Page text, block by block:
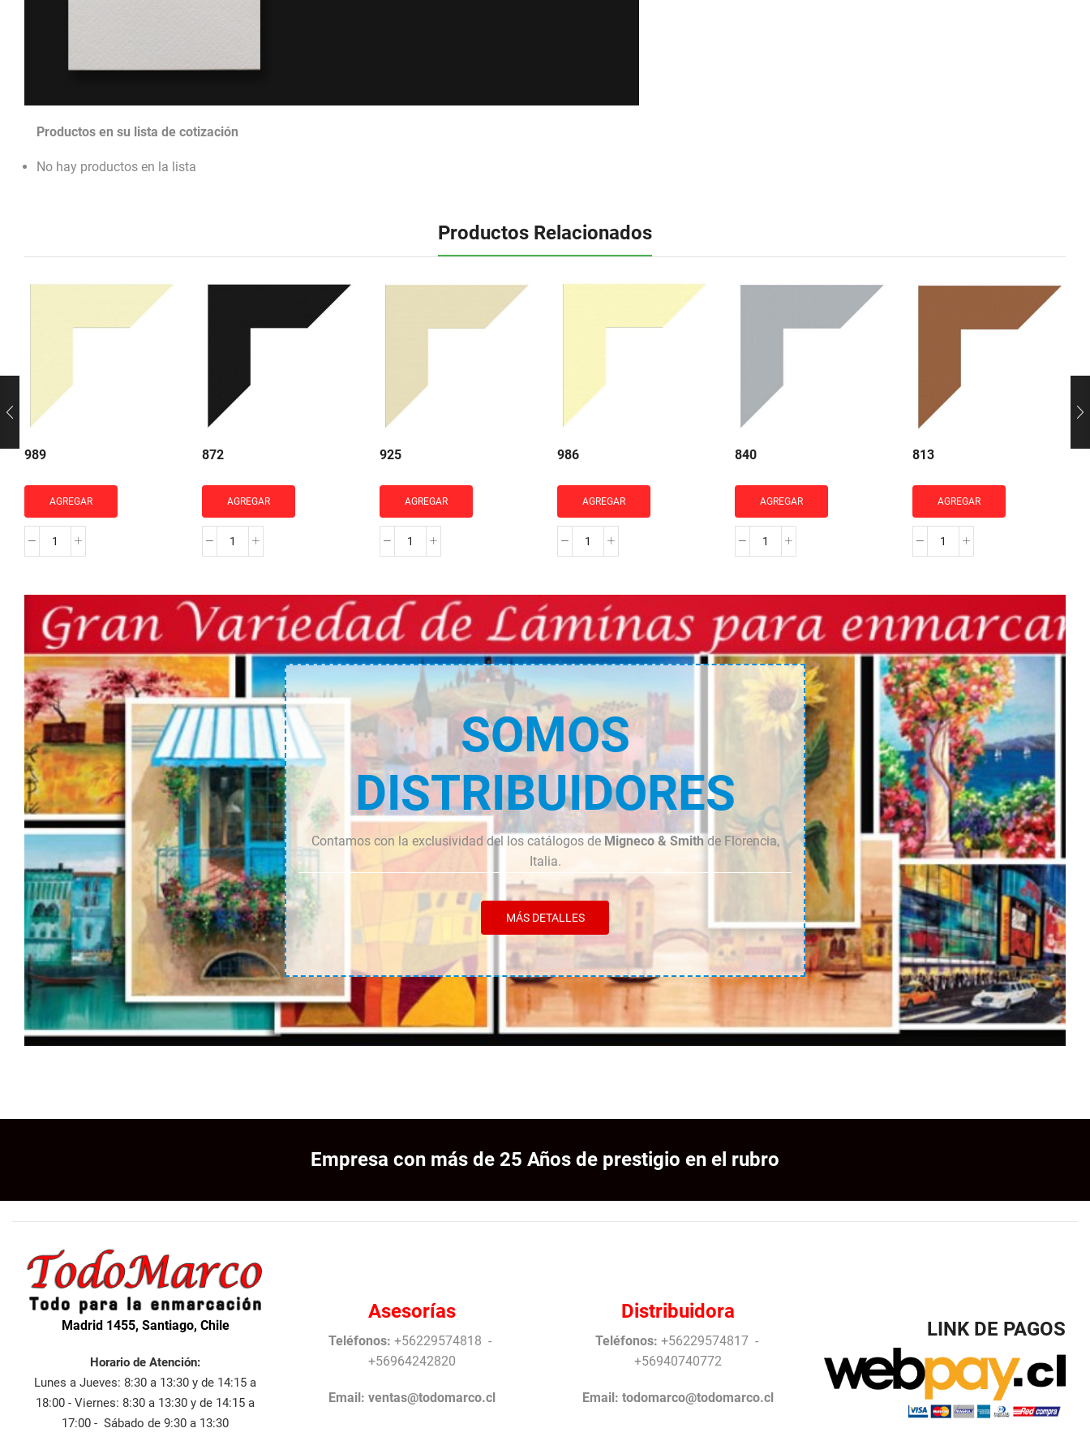
Productos en su lista de cotización
No hay productos en la lista
Productos Relacionados
989
AGREGAR
989
872
AGREGAR
872
925
AGREGAR
925
986
AGREGAR
986
840
AGREGAR
840
813
AGREGAR
813
SOMOS
DISTRIBUIDORES
Contamos con la exclusividad del los catálogos de Migneco & Smith de Florencia,
Italia.
MÁS DETALLES
Empresa con más de 25 Años de prestigio en el rubro
Madrid 1455, Santiago, Chile
Horario de Atención:
Lunes a Jueves: 8:30 a 13:30 y de 14:15 a
18:00 - Viernes: 8:30 a 13:30 y de 14:15 a
17:00 - Sábado de 9:30 a 13:30
Asesorías
Teléfonos: +56229574818 -
+56964242820
Email: ventas@todomarco.cl
Distribuidora
Teléfonos: +56229574817 -
+56940740772
Email:todomarco@todomarco.cl
LINK DE PAGOS